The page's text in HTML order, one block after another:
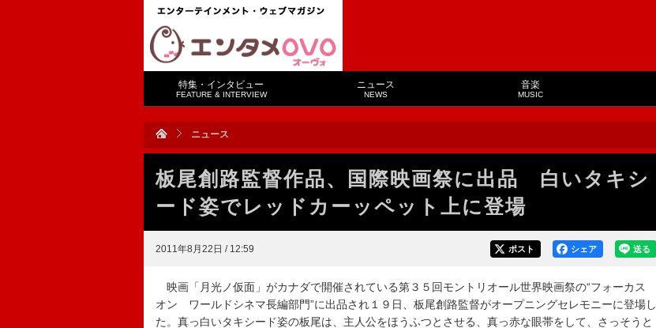
特集・インタビュー
FEATURE & INTERVIEW
ニュース
NEWS
音楽
MUSIC
ニュース
板尾創路監督作品、国際映画祭に出品 白いタキシ
ード姿でレッドカーッペット上に登場
2011年8月22日 / 12:59 送る
シェア
ポスト
映画「月光ノ仮面」がカナダで開催されている第３５回モントリオール世界映画祭の“フォーカス
オン ワールドシネマ長編部門”に出品され１９日、板尾創路監督がオープニングセレモニーに登場し
た。真っ白いタキシード姿の板尾は、主人公をほうふつとさせる、真っ赤な眼帯をして、さっそうと